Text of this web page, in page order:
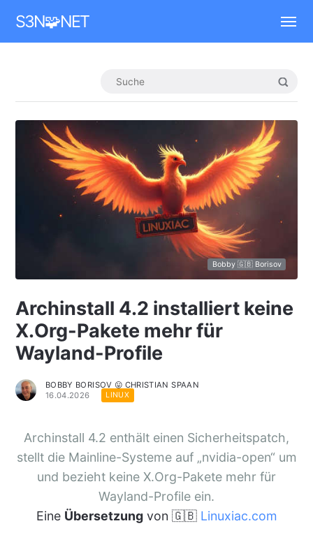
S3N🧩NET
Bobby 🇬🇧 Borisov
Archinstall 4.2 installiert keine
X.Org-Pakete mehr für
Wayland-Profile
BOBBY BORISOV 😛 CHRISTIAN SPAAN
16.04.2026
LINUX
Archinstall 4.2 enthält einen Sicherheitspatch,
stellt die Mainline-Systeme auf „nvidia-open“ um
und bezieht keine X.Org-Pakete mehr für
Wayland-Profile ein.
Eine Übersetzungvon 🇬🇧 Linuxiac.com